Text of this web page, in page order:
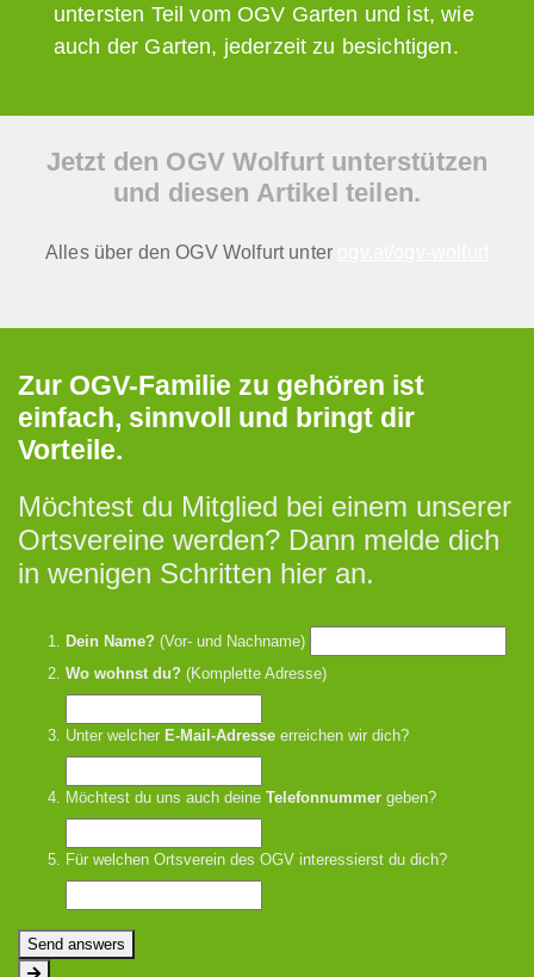
untersten Teil vom OGV Garten und ist, wie
auch der Garten, jederzeit zu besichtigen.
Jetzt den OGV Wolfurt unterstützen
und diesen Artikel teilen.
Alles über den OGV Wolfurt unter
Zur OGV-Familie zu gehören ist
einfach, sinnvoll und bringt dir
Vorteile.
Möchtest du Mitglied bei einem unserer
Ortsvereine werden? Dann melde dich
in wenigen Schritten hier an.
Dein Name? (Vor- und Nachname)
Wo wohnst du? (Komplette Adresse)
Unter welcher E-Mail-Adresse erreichen wir dich?
Möchtest du uns auch deine Telefonnummer geben?
Für welchen Ortsverein des OGV interessierst du dich?
Send answers